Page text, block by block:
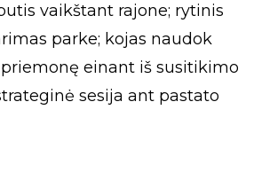
vaikštant rajone; rytinis
parke; kojas naudok
einant iš susitikimo
sesija ant pastato